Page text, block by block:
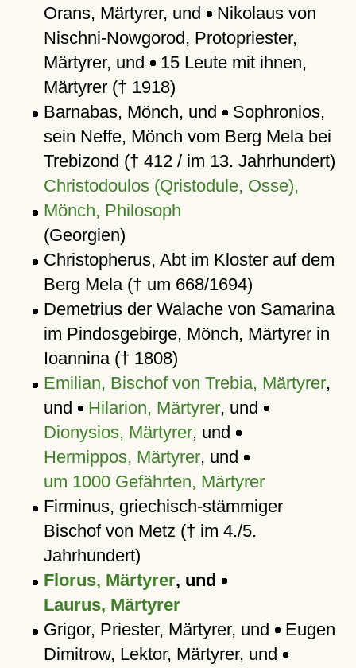
Orans, Märtyrer, und Nikolaus von
Nischni-Nowgorod, Protopriester,
Märtyrer, und 15 Leute mit ihnen,
Märtyrer († 1918)
Barnabas, Mönch, und Sophronios,
sein Neffe, Mönch vom Berg Mela bei
Trebizond († 412 / im 13. Jahrhundert)
Christodoulos (Qristodule, Osse),
Mönch, Philosoph
(Georgien)
Christopherus, Abt im Kloster auf dem
Berg Mela († um 668/1694)
Demetrius der Walache von Samarina
im Pindosgebirge, Mönch, Märtyrer in
Ioannina († 1808)
Emilian, Bischof von Trebia, Märtyrer,
und
Hilarion, Märtyrer, und
Dionysios, Märtyrer, und
Hermippos, Märtyrer, und
um 1000 Gefährten, Märtyrer
Firminus, griechisch-stämmiger
Bischof von Metz († im 4./5.
Jahrhundert)
Florus, Märtyrer, und
Laurus, Märtyrer
Grigor, Priester, Märtyrer, und Eugen
Dimitrow, Lektor, Märtyrer, und